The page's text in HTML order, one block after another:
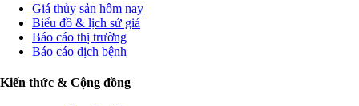
Giá thủy sản hôm nay
Biểu đồ & lịch sử giá
Báo cáo thị trường
Báo cáo dịch bệnh
Kiến thức & Cộng đồng